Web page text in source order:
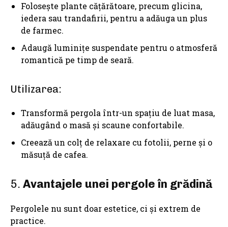
Folosește plante cățărătoare, precum glicina,
iedera sau trandafirii, pentru a adăuga un plus
de farmec.
Adaugă luminițe suspendate pentru o atmosferă
romantică pe timp de seară.
Utilizarea:
Transformă pergola într-un spațiu de luat masa,
adăugând o masă și scaune confortabile.
Creează un colț de relaxare cu fotolii, perne și o
măsuță de cafea.
5. Avantajele unei pergole în grădină
Pergolele nu sunt doar estetice, ci și extrem de
practice.